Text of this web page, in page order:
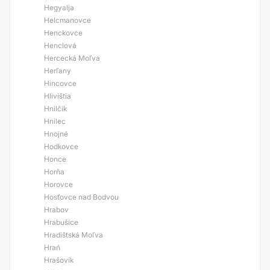
Hegyalja
Helcmanovce
Henckovce
Henclová
Hercecká Moľva
Herľany
Hincovce
Hlivištia
Hnilčík
Hnilec
Hnojné
Hodkovce
Honce
Horňa
Horovce
Hosťovce nad Bodvou
Hrabov
Hrabušice
Hradištská Moľva
Hrań
Hrašovík